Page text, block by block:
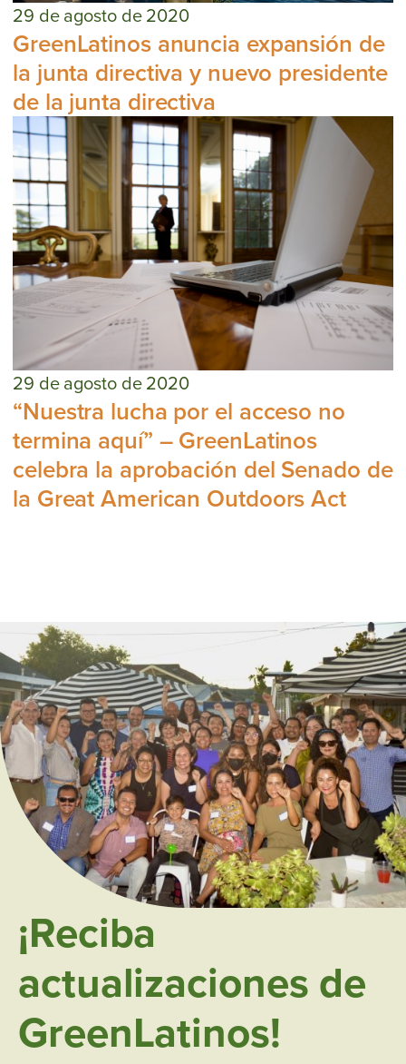
29 de agosto de 2020
GreenLatinos anuncia expansión de
la junta directiva y nuevo presidente
de la junta directiva
29 de agosto de 2020
“Nuestra lucha por el acceso no
termina aquí” – GreenLatinos
celebra la aprobación del Senado de
la Great American Outdoors Act
¡Reciba
actualizaciones de
GreenLatinos!